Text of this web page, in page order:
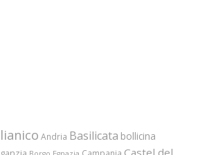
Andria Basilicata bollicina
Castel del